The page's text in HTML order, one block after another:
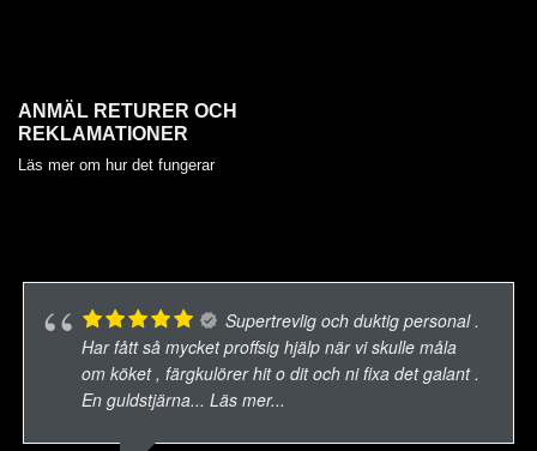
ANMÄL RETURER OCH
REKLAMATIONER
Läs mer om hur det fungerar
Supertrevlig och duktig personal .
Har fått så mycket proffsig hjälp när vi skulle måla
om köket , färgkulörer hit o dit och ni fixa det galant .
En guldstjärna... Läs mer...